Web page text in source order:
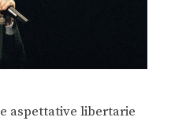
aspettative libertarie